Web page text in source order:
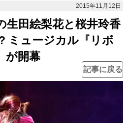
2015年11月12日
生田絵梨花と桜井玲香
ミュージカル『リボ
が開幕
記事に戻る